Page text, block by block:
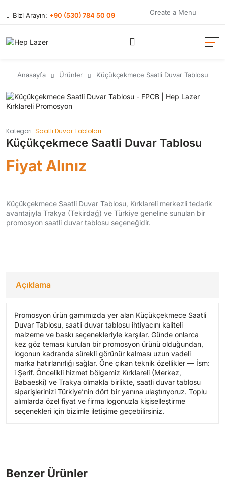
Bizi Arayın: +90 (530) 784 50 09 Create a Menu
Anasayfa Ürünler Küçükçekmece Saatli Duvar Tablosu
Kategori: Saatli Duvar Tabloları
Küçükçekmece Saatli Duvar Tablosu
Fiyat Alınız
Küçükçekmece Saatli Duvar Tablosu, Kırklareli merkezli tedarik
avantajıyla Trakya (Tekirdağ) ve Türkiye geneline sunulan bir
promosyon saatli duvar tablosu seçeneğidir.
Açıklama
Promosyon ürün gamımızda yer alan Küçükçekmece Saatli
Duvar Tablosu, saatli duvar tablosu ihtiyacını kaliteli
malzeme ve baskı seçenekleriyle karşılar. Günde onlarca
kez göz teması kurulan bir promosyon ürünü olduğundan,
logonun kadranda sürekli görünür kalması uzun vadeli
marka hatırlanırlığı sağlar. Öne çıkan teknik özellikler — İsm:
i Şerif. Öncelikli hizmet bölgemiz Kırklareli (Merkez,
Babaeski) ve Trakya olmakla birlikte, saatli duvar tablosu
siparişlerinizi Türkiye’nin dört bir yanına ulaştırıyoruz. Toplu
alımlarda özel fiyat ve firma logonuzla kişiselleştirme
seçenekleri için bizimle iletişime geçebilirsiniz.